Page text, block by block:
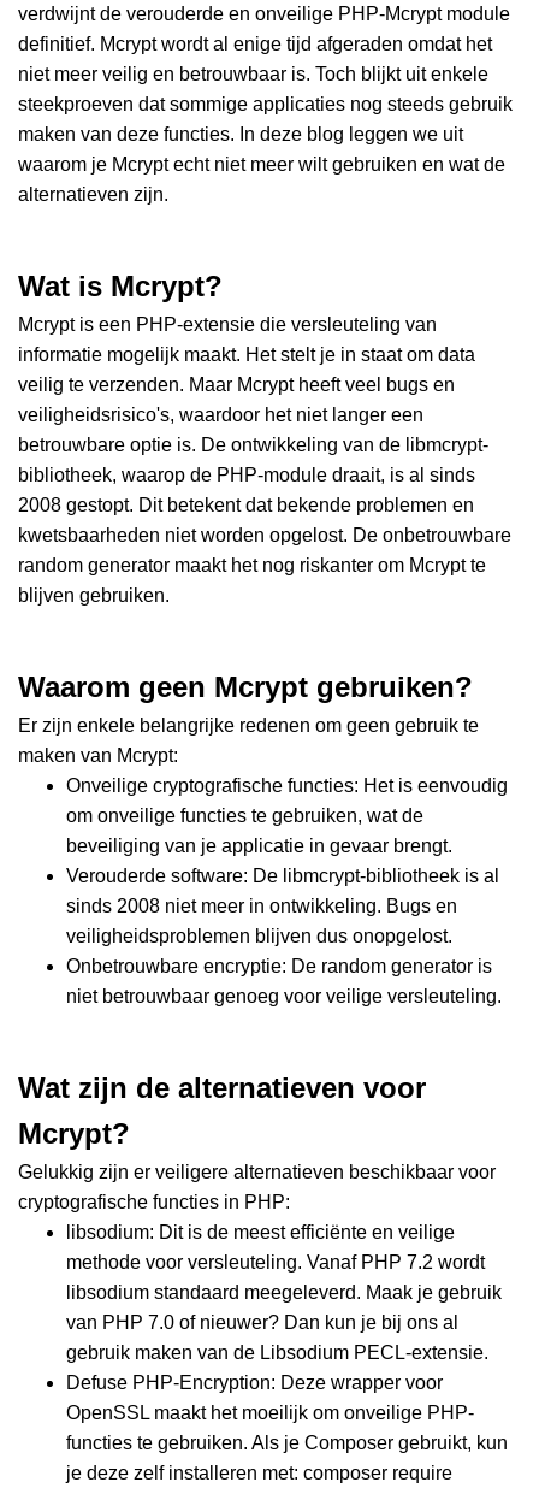
verdwijnt de verouderde en onveilige PHP-Mcrypt module
definitief. Mcrypt wordt al enige tijd afgeraden omdat het
niet meer veilig en betrouwbaar is. Toch blijkt uit enkele
steekproeven dat sommige applicaties nog steeds gebruik
maken van deze functies. In deze blog leggen we uit
waarom je Mcrypt echt niet meer wilt gebruiken en wat de
alternatieven zijn.
Wat is Mcrypt?
Mcrypt is een PHP-extensie die versleuteling van
informatie mogelijk maakt. Het stelt je in staat om data
veilig te verzenden. Maar Mcrypt heeft veel bugs en
veiligheidsrisico's, waardoor het niet langer een
betrouwbare optie is. De ontwikkeling van de libmcrypt-
bibliotheek, waarop de PHP-module draait, is al sinds
2008 gestopt. Dit betekent dat bekende problemen en
kwetsbaarheden niet worden opgelost. De onbetrouwbare
random generator maakt het nog riskanter om Mcrypt te
blijven gebruiken.
Waarom geen Mcrypt gebruiken?
Er zijn enkele belangrijke redenen om geen gebruik te
maken van Mcrypt:
Onveilige cryptografische functies: Het is eenvoudig
om onveilige functies te gebruiken, wat de
beveiliging van je applicatie in gevaar brengt.
Verouderde software: De libmcrypt-bibliotheek is al
sinds 2008 niet meer in ontwikkeling. Bugs en
veiligheidsproblemen blijven dus onopgelost.
Onbetrouwbare encryptie: De random generator is
niet betrouwbaar genoeg voor veilige versleuteling.
Wat zijn de alternatieven voor
Mcrypt?
Gelukkig zijn er veiligere alternatieven beschikbaar voor
cryptografische functies in PHP:
libsodium: Dit is de meest efficiënte en veilige
methode voor versleuteling. Vanaf PHP 7.2 wordt
libsodium standaard meegeleverd. Maak je gebruik
van PHP 7.0 of nieuwer? Dan kun je bij ons al
gebruik maken van de Libsodium PECL-extensie.
Defuse PHP-Encryption: Deze wrapper voor
OpenSSL maakt het moeilijk om onveilige PHP-
functies te gebruiken. Als je Composer gebruikt, kun
je deze zelf installeren met: composer require